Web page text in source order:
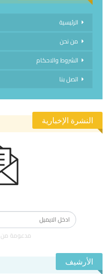
الرئيسية
من نحن
الشروط والاحكام
اتصل بنا
النشرة الإخبارية
مدعومة من
الأرشيف